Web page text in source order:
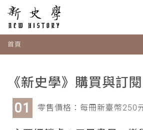
首頁
《新史學》購買與訂閱
零售價格：每冊新臺幣250